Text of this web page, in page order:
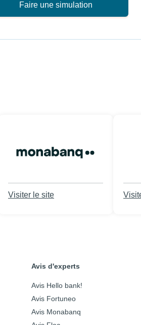
Faire une simulation
Visiter le site
Avis d'experts
Avis Hello bank!
Avis Fortuneo
Avis Monabanq